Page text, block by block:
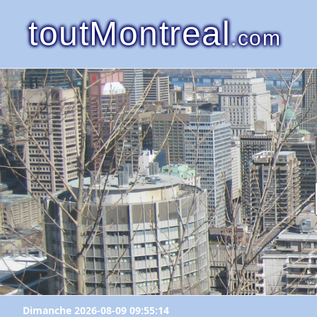
toutMontreal.com
Dimanche 2026-08-09 09:55:14